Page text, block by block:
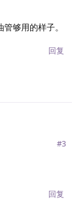
够用的样子。
回复
#3
回复